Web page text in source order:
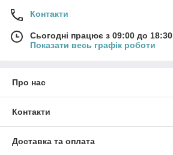
Контакти
Сьогодні працює з 09:00 до 18:30
Показати весь графік роботи
Про нас
Контакти
Доставка та оплата